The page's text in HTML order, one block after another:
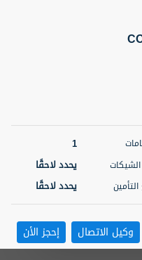
الشيكات
رقم الوسيط
أتصل
الأن
1
يحدد لاحقًا
يحدد لاحقًا
وكيل الاتصال إحجز الأن
خريطة